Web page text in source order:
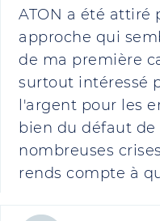
ATON a été attiré
approche qui
de ma première
surtout intéressé
l'argent pour les
bien du défaut
nombreuses
rends compte à